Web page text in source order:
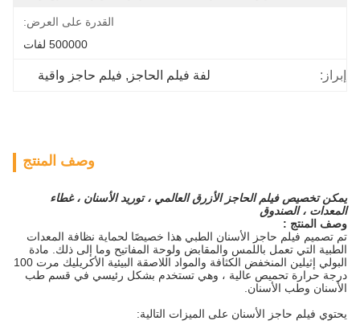
القدرة على العرض:
500000 لفات
إبراز: لفة فيلم الحاجز, فيلم حاجز واقية
وصف المنتج
يمكن تخصيص فيلم الحاجز الأزرق العالمي ، توريد الأسنان ، غطاء
المعدات ، الصندوق
وصف المنتج :
تم تصميم فيلم حاجز الأسنان الطبي هذا خصيصًا لحماية نظافة المعدات
الطبية التي تعمل باللمس والمقابض ولوحة المفاتيح وما إلى ذلك. مادة
البولي إثيلين المنخفض الكثافة والمواد اللاصقة البيئية الأكريليك مرت 100
درجة حرارة تحميص عالية ، وهي تستخدم بشكل رئيسي في قسم طب
الأسنان وطب الأسنان.
يحتوي فيلم حاجز الأسنان على الميزات التالية: